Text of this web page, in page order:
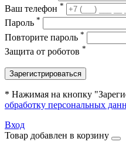
Ваш телефон *
Пароль *
Повторите пароль *
Защита от роботов *
Зарегистрироваться
* Нажимая на кнопку
обработку персональных
Вход
Товар добавлен в корзину